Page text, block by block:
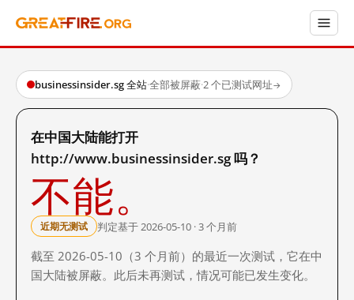
businessinsider.sg 全站·全部被屏蔽·2 个已测试网址→
在中国大陆能打开
http://www.businessinsider.sg 吗？
不能。
近期无测试 判定基于 2026-05-10 · 3 个月前
截至 2026-05-10（3 个月前）的最近一次测试，它在中
国大陆被屏蔽。此后未再测试，情况可能已发生变化。